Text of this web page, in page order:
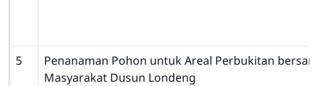
5
Penanaman Pohon untuk Areal Perbukitan
Masyarakat Dusun Londeng